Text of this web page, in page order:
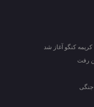
کنگو آغاز شد